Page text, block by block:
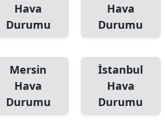
Hava
Durumu
Hava
Durumu
Mersin
Hava
Durumu
İstanbul
Hava
Durumu